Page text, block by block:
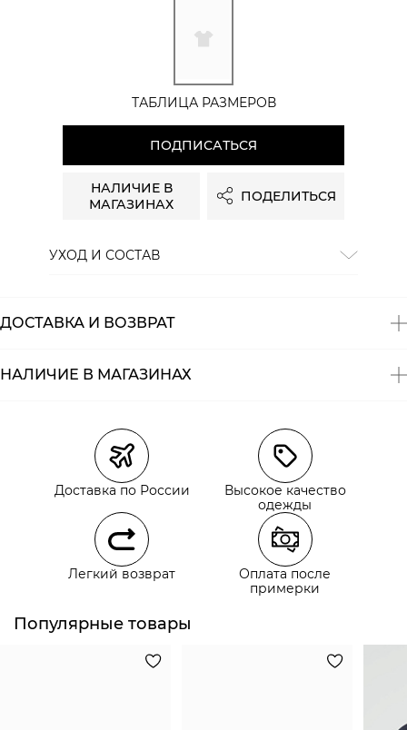
ТАБЛИЦА РАЗМЕРОВ
ПОДПИСАТЬСЯ
НАЛИЧИЕ В
МАГАЗИНАХ
ПОДЕЛИТЬСЯ
УХОД И СОСТАВ
ДОСТАВКА И ВОЗВРАТ
Курьерская доставка СДЭК
Самовывоз из пункта выдачи СДЭК
Самовывоз из наших магазинов
Курьерская доставка СДЭК
Самовывоз из пункта выдачи СДЭК
НАЛИЧИЕ В МАГАЗИНАХ
Доставка по России
Высокое качество
одежды
Легкий возврат
Оплата после
примерки
Популярные товары